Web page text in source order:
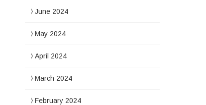
June 2024
May 2024
April 2024
March 2024
February 2024